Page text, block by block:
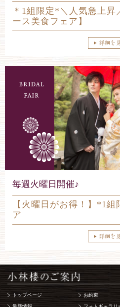
＊1組限定*＼人気急上昇
ース美食フェア】
毎週火曜日開催♪
【火曜日がお得！】*1
ア
トップページ お約束
Notice(8): Undefined variable:
Notice (8) : Undefined variable: